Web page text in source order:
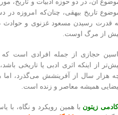
آن، در دو حوزه ادبیات و تاریخ،
تاریخ بیهقی، چنان‌که امروزه
قدرت رسیدن مسعود غزنوی و حوادث
از مرگ اوست.
حجازی از جمله افرادی است که
از اینکه اثری ادبی یا تاریخی
‌هزار سال از آفرینشش می‌گذرد، اما
همیشه‌ معاصر و زنده است.
زیتون با همین رویکرد و نگاه، با